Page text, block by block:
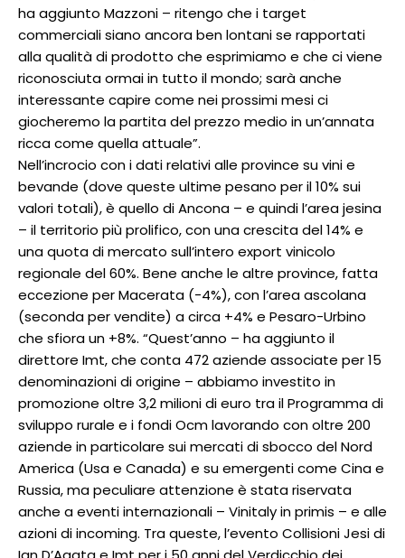
ha aggiunto Mazzoni – ritengo che i target
commerciali siano ancora ben lontani se rapportati
alla qualità di prodotto che esprimiamo e che ci viene
riconosciuta ormai in tutto il mondo; sarà anche
interessante capire come nei prossimi mesi ci
giocheremo la partita del prezzo medio in un’annata
ricca come quella attuale”.
Nell’incrocio con i dati relativi alle province su vini e
bevande (dove queste ultime pesano per il 10% sui
valori totali), è quello di Ancona – e quindi l’area jesina
– il territorio più prolifico, con una crescita del 14% e
una quota di mercato sull’intero export vinicolo
regionale del 60%. Bene anche le altre province, fatta
eccezione per Macerata (-4%), con l’area ascolana
(seconda per vendite) a circa +4% e Pesaro-Urbino
che sfiora un +8%. “Quest’anno – ha aggiunto il
direttore Imt, che conta 472 aziende associate per 15
denominazioni di origine – abbiamo investito in
promozione oltre 3,2 milioni di euro tra il Programma di
sviluppo rurale e i fondi Ocm lavorando con oltre 200
aziende in particolare sui mercati di sbocco del Nord
America (Usa e Canada) e su emergenti come Cina e
Russia, ma peculiare attenzione è stata riservata
anche a eventi internazionali – Vinitaly in primis – e alle
azioni di incoming. Tra queste, l’evento Collisioni Jesi di